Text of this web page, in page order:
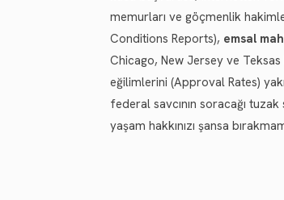
memurları ve göçmenlik
Conditions Reports), emsal
Chicago, New Jersey ve
eğilimlerini (Approval Rates)
federal savcının soracağı
yaşam hakkınızı şansa